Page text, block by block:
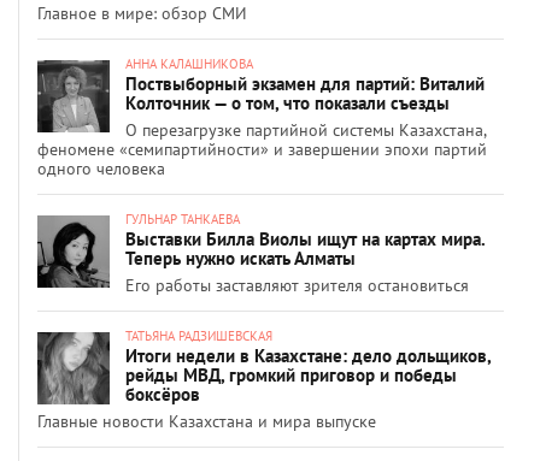
Главное в мире: обзор СМИ
АННА КАЛАШНИКОВА
Поствыборный экзамен для партий: Виталий
Колточник — о том, что показали съезды
О перезагрузке партийной системы Казахстана,
феномене «семипартийности» и завершении эпохи партий
одного человека
ГУЛЬНАР ТАНКАЕВА
Выставки Билла Виолы ищут на картах мира.
Теперь нужно искать Алматы
Его работы заставляют зрителя остановиться
ТАТЬЯНА РАДЗИШЕВСКАЯ
Итоги недели в Казахстане: дело дольщиков,
рейды МВД, громкий приговор и победы
боксёров
Главные новости Казахстана и мира выпуске